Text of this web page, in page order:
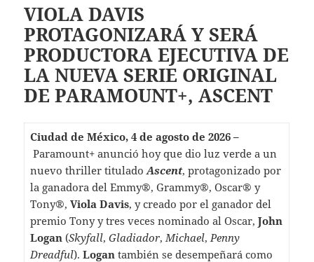
VIOLA DAVIS
PROTAGONIZARÁ Y SERÁ
PRODUCTORA EJECUTIVA DE
LA NUEVA SERIE ORIGINAL
DE PARAMOUNT+, ASCENT
Ciudad de México, 4 de agosto de 2026 –
Paramount+ anunció hoy que dio luz verde a un
nuevo thriller titulado Ascent, protagonizado por
la ganadora del Emmy®, Grammy®, Oscar® y
Tony®, Viola Davis, y creado por el ganador del
premio Tony y tres veces nominado al Oscar, John
Logan (Skyfall, Gladiador, Michael, Penny
Dreadful). Logan también se desempeñará como